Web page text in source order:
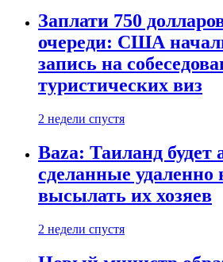
Заплати 750
очереди: США
запись на
туристических виз
2 недели спустя
Baza: Таиланд будет
сделанные удаленно
высылать их хозяев
2 недели спустя